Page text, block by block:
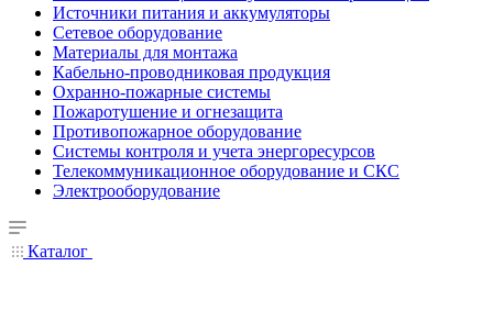
Источники питания и аккумуляторы
Сетевое оборудование
Материалы для монтажа
Кабельно-проводниковая продукция
Охранно-пожарные системы
Пожаротушение и огнезащита
Противопожарное оборудование
Системы контроля и учета энергоресурсов
Телекоммуникационное оборудование и СКС
Электрооборудование
Каталог